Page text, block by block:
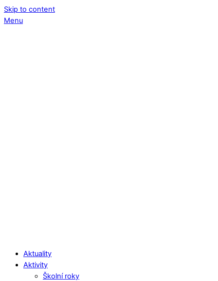
Skip to content
Menu
Aktuality
Aktivity
Školní roky